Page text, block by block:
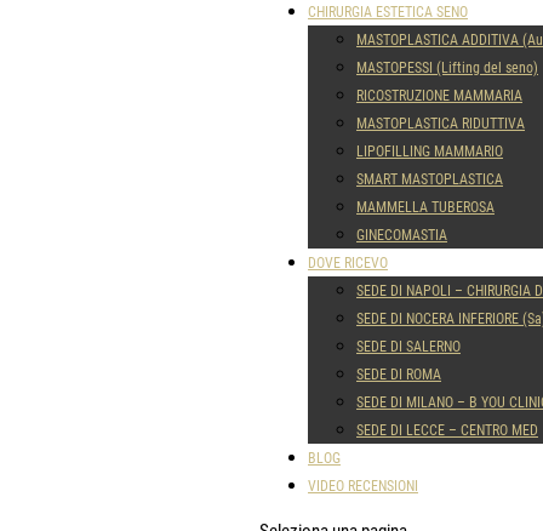
CHIRURGIA ESTETICA SENO
MASTOPLASTICA ADDITIVA
MASTOPESSI (Lifting del seno)
RICOSTRUZIONE MAMMARIA
MASTOPLASTICA RIDUTTIVA
LIPOFILLING MAMMARIO
SMART MASTOPLASTICA
MAMMELLA TUBEROSA
GINECOMASTIA
DOVE RICEVO
SEDE DI NAPOLI – CHIRURGIA
SEDE DI NOCERA INFERIORE
SEDE DI SALERNO
SEDE DI ROMA
SEDE DI MILANO – B YOU
SEDE DI LECCE – CENTRO MED
BLOG
VIDEO RECENSIONI